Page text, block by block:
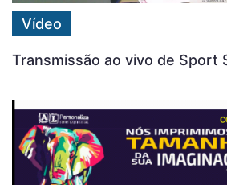
Vídeo
Transmissão ao vivo de Sport